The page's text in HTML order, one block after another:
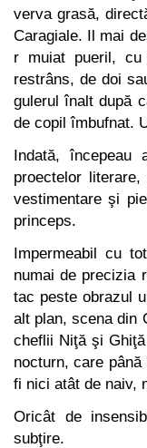
verva grasă,
Caragiale. Il mai
r muiat pueril, cu
restrâns, de doi
gulerul înalt după
de copil îmbufnat.
Indată, începeau
proectelor
vestimentare şi
princeps.
Impermeabil cu
numai de precizia
tac peste obrazul
alt plan, scena din
cheflii Niţă şi
nocturn, care
fi nici atât de naiv,
Oricât de
subţire.